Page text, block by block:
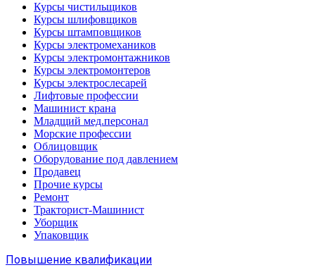
Курсы чистильщиков
Курсы шлифовщиков
Курсы штамповщиков
Курсы электромехаников
Курсы электромонтажников
Курсы электромонтеров
Курсы электрослесарей
Лифтовые профессии
Машинист крана
Младщий мед.персонал
Морские профессии
Облицовщик
Оборудование под давлением
Продавец
Прочие курсы
Ремонт
Тракторист-Машинист
Уборщик
Упаковщик
Повышение квалификации